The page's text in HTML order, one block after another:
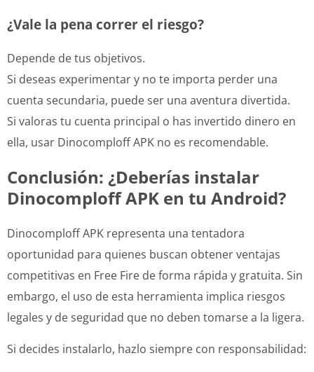
¿Vale la pena correr el riesgo?
Depende de tus objetivos.
Si deseas experimentar y no te importa perder una
cuenta secundaria, puede ser una aventura divertida.
Si valoras tu cuenta principal o has invertido dinero en
ella, usar Dinocomploff APK no es recomendable.
Conclusión: ¿Deberías instalar
Dinocomploff APK en tu Android?
Dinocomploff APK representa una tentadora
oportunidad para quienes buscan obtener ventajas
competitivas en Free Fire de forma rápida y gratuita. Sin
embargo, el uso de esta herramienta implica riesgos
legales y de seguridad que no deben tomarse a la ligera.
Si decides instalarlo, hazlo siempre con responsabilidad: